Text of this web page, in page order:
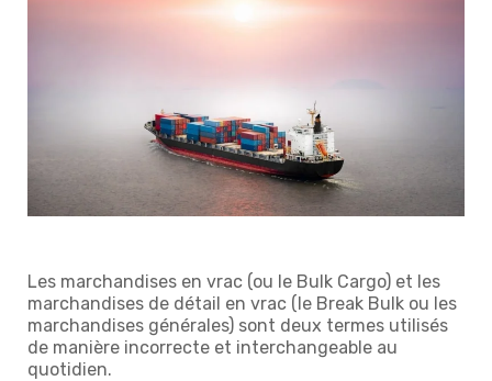
Les marchandises en vrac (ou le Bulk Cargo) et les
marchandises de détail en vrac (le Break Bulk ou les
marchandises générales) sont deux termes utilisés
de manière incorrecte et interchangeable au
quotidien.